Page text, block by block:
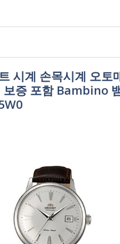
시계 손목시계 오토
보증 포함 Bambino